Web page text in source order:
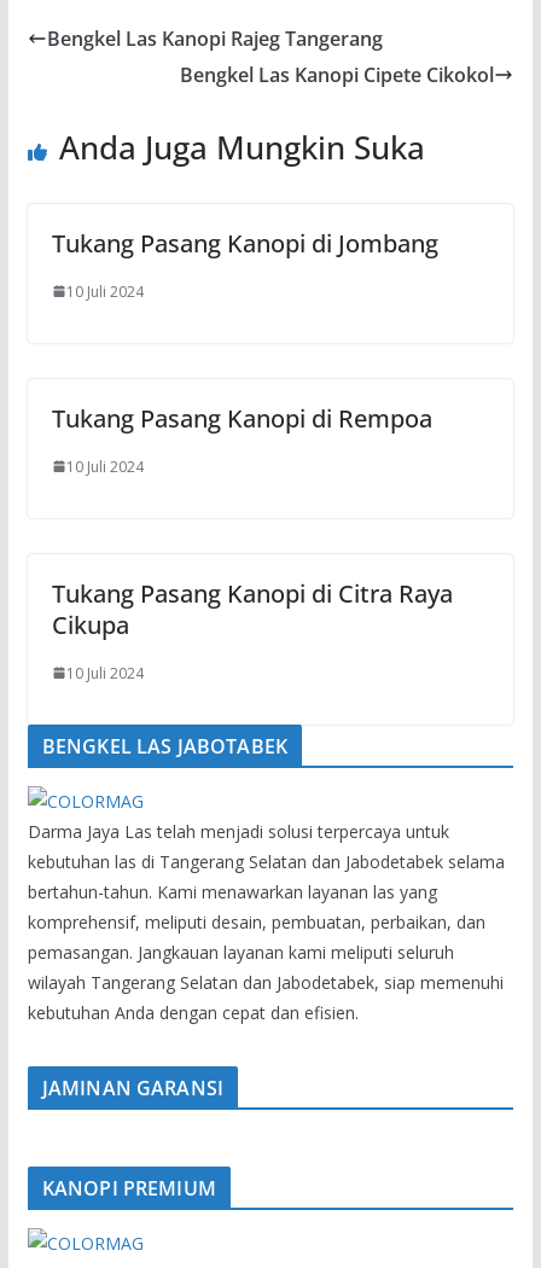
Bengkel Las Kanopi Rajeg Tangerang
Bengkel Las Kanopi Cipete Cikokol
Anda Juga Mungkin Suka
Tukang Pasang Kanopi di Jombang
10 Juli 2024
Tukang Pasang Kanopi di Rempoa
10 Juli 2024
Tukang Pasang Kanopi di Citra Raya
Cikupa
10 Juli 2024
BENGKEL LAS JABOTABEK
Darma Jaya Las telah menjadi solusi terpercaya untuk
kebutuhan las di Tangerang Selatan dan Jabodetabek selama
bertahun-tahun. Kami menawarkan layanan las yang
komprehensif, meliputi desain, pembuatan, perbaikan, dan
pemasangan. Jangkauan layanan kami meliputi seluruh
wilayah Tangerang Selatan dan Jabodetabek, siap memenuhi
kebutuhan Anda dengan cepat dan efisien.
JAMINAN GARANSI
KANOPI PREMIUM